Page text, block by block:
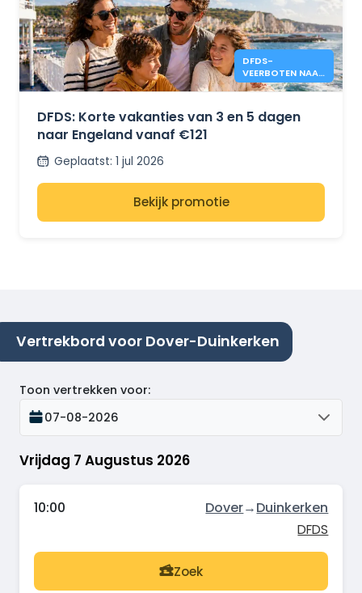
DFDS-
VEERBOTEN NAAR
ENGELAND VANAF
DFDS: Korte vakanties van 3 en 5 dagen
naar Engeland vanaf €121
Geplaatst: 1 jul 2026
Bekijk promotie
Vertrekbord voor Dover-Duinkerken
Vrijdag 7 Augustus 2026
Toon vertrekken voor:
07-08-2026
10:00 Dover→Duinkerken
DFDS
Zoek